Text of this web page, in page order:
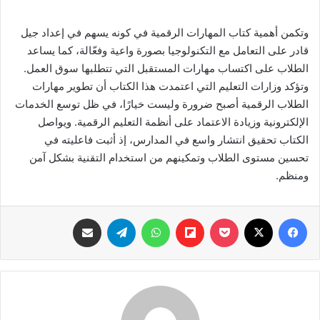
وتكمن أهمية كتاب المهارات الرقمية في كونه يسهم في إعداد جيل
قادر على التعامل مع التكنولوجيا بصورة واعية وفعّالة، كما يساعد
الطلاب على اكتساب مهارات المستقبل التي تتطلبها سوق العمل.
وتؤكد وزارات التعليم التي اعتمدت هذا الكتاب أن تطوير مهارات
الطلاب الرقمية أصبح ضرورة وليست خيارًا، في ظل توسع الخدمات
الإلكترونية وزيادة الاعتماد على أنظمة التعليم الرقمية. ويواصل
الكتاب تحقيق انتشار واسع في المدارس، إذ أثبت فاعليته في
تحسين مستوى الطلاب وتمكينهم من استخدام التقنية بشكل آمن
ومنظم.
فيسبوك ‫Pocket
Flipboard واتساب تيلقرام